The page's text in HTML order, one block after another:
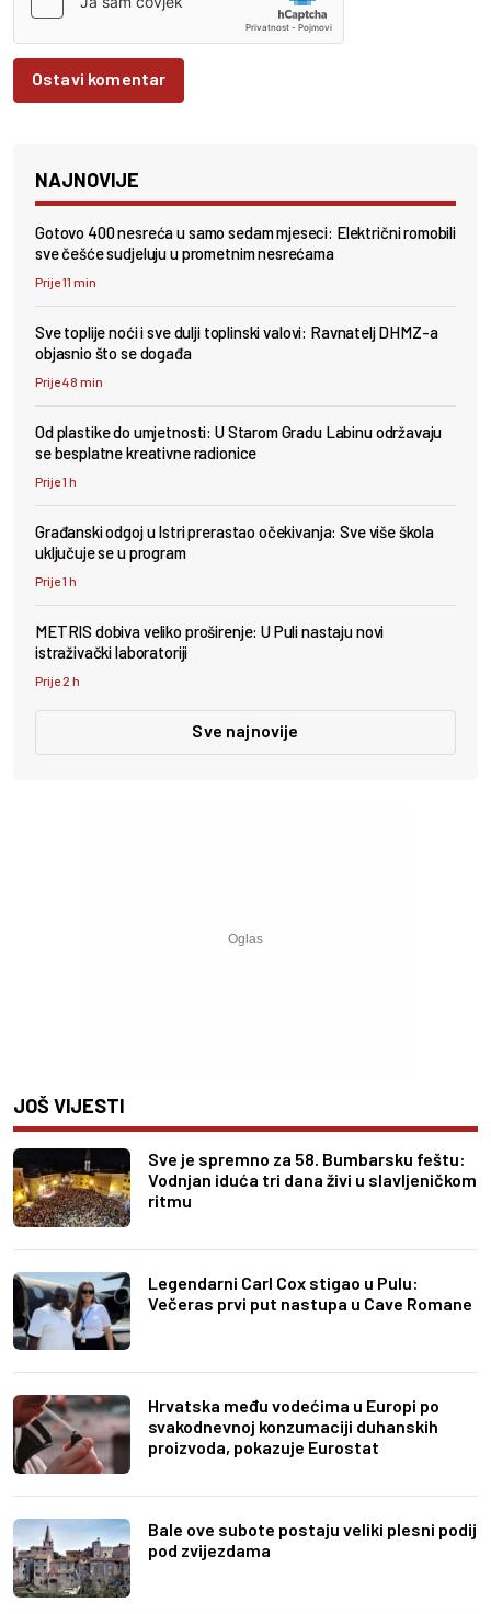
Ostavi komentar
NAJNOVIJE
Gotovo 400 nesreća u samo sedam mjeseci: Električni romobili
sve češće sudjeluju u prometnim nesrećama
Prije 11 min
Sve toplije noći i sve dulji toplinski valovi: Ravnatelj DHMZ-a
objasnio što se događa
Prije 48 min
Od plastike do umjetnosti: U Starom Gradu Labinu održavaju
se besplatne kreativne radionice
Prije 1 h
Građanski odgoj u Istri prerastao očekivanja: Sve više škola
uključuje se u program
Prije 1 h
METRIS dobiva veliko proširenje: U Puli nastaju novi
istraživački laboratoriji
Prije 2 h
Sve najnovije
JOŠ VIJESTI
Sve je spremno za 58. Bumbarsku feštu:
Vodnjan iduća tri dana živi u slavljeničkom
ritmu
Legendarni Carl Cox stigao u Pulu:
Večeras prvi put nastupa u Cave Romane
Hrvatska među vodećima u Europi po
svakodnevnoj konzumaciji duhanskih
proizvoda, pokazuje Eurostat
Bale ove subote postaju veliki plesni podij
pod zvijezdama